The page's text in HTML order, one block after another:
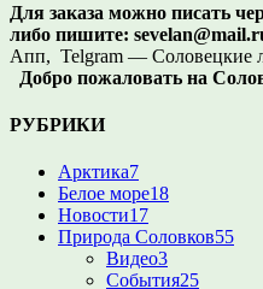
Для заказа можно писать
либо пишите:
Апп, Telgram — Соловецкие
Добро пожаловать на
РУБРИКИ
Арктика7
Белое море18
Новости17
Природа Соловков55
Видео3
События25